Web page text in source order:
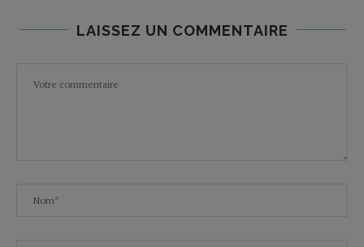
LAISSEZ UN COMMENTAIRE